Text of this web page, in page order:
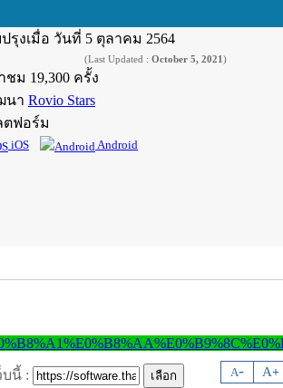
รุงเมื่อ วันที่ 5 ตุลาคม 2564
(Last Updated : October 5, 2021 )
ชม 19,300 ครั้ง
นา Rovio Stars
ตฟอร์ม
iOS Android
A- A+
บนี้ :